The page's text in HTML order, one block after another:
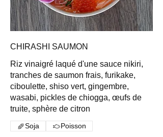
CHIRASHI SAUMON
Riz vinaigré laqué d'une sauce nikiri,
tranches de saumon frais, furikake,
ciboulette, shiso vert, gingembre,
wasabi, pickles de chiogga, œufs de
truite, sphère de citron
Soja Poisson